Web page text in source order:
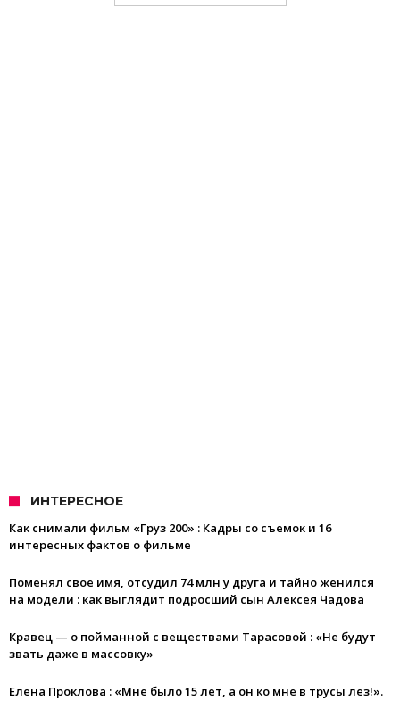
ИНТЕРЕСНОЕ
Как снимали фильм «Груз 200» : Кадры со съемок и 16
интересных фактов о фильме
Поменял свое имя, отсудил 74 млн у друга и тайно женился
на модели : как выглядит подросший сын Алексея Чадова
Кравец — о пойманной с веществами Тарасовой : «Не будут
звать даже в массовку»
Елена Проклова : «Мне было 15 лет, а он ко мне в трусы лез!».